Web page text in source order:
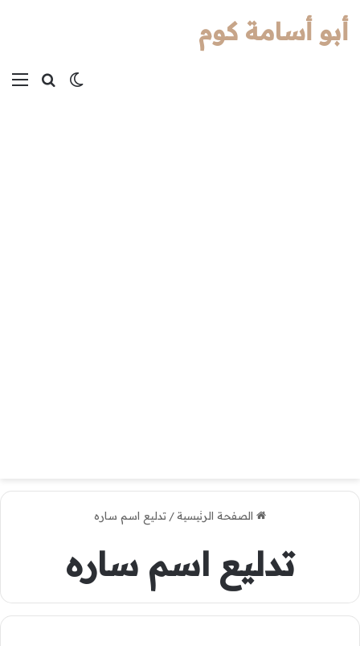
بحثالوضع
أبو أسامة كوم
الصفحة الرئيسية/ تدليع اسم ساره
تدليع اسم ساره